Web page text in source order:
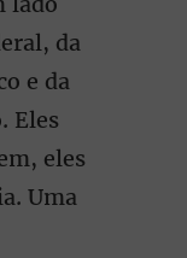
da
e da
Eles
eles
Uma